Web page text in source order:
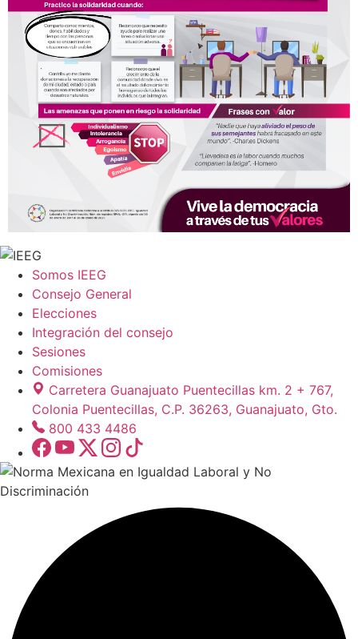
Somos IEEG
Consejo General
Elecciones
Integración del consejo
Sesiones
Comisiones
Carretera Guanajuato Puentecillas km. 2 + 767,
Colonia Puentecillas, C.P. 36263, Guanajuato, Gto.
800 433 4486